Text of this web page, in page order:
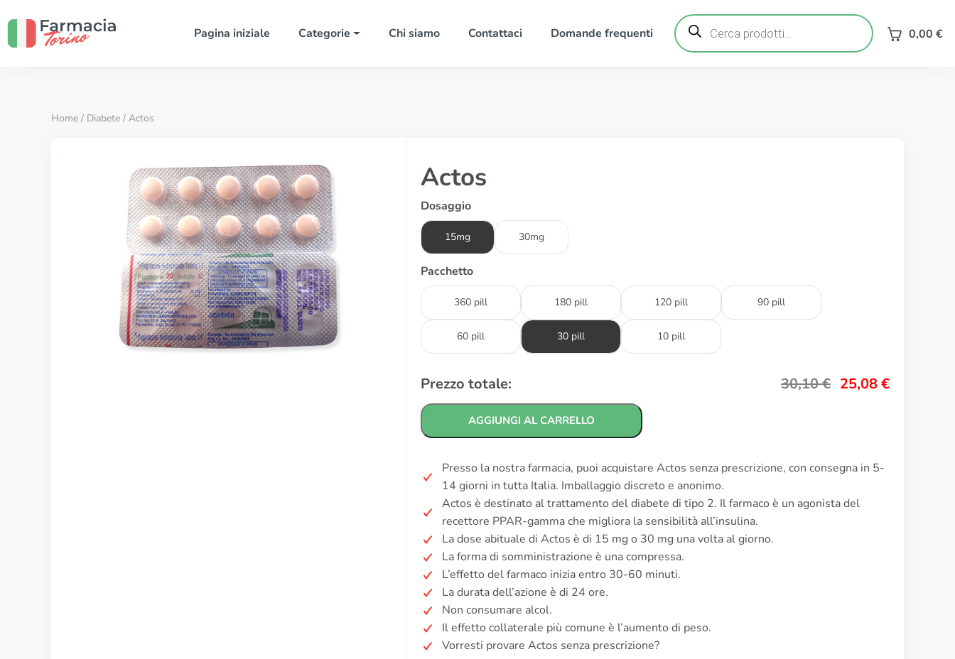
Pagina iniziale Categorie Chi siamo Contattaci Domande frequenti
Ricerca
prodotti 0,00 €
Home / Diabete / Actos
Actos
Dosaggio
15mg 30mg
Pacchetto
360 pill 180 pill 120 pill 90 pill
60 pill 30 pill 10 pill
Prezzo totale: 30,10€ 25,08€
AGGIUNGI AL CARRELLO
Presso la nostra farmacia, puoi acquistare Actos senza prescrizione, con consegna in 5-
14 giorni in tutta Italia. Imballaggio discreto e anonimo.
Actos è destinato al trattamento del diabete di tipo 2. Il farmaco è un agonista del
recettore PPAR-gamma che migliora la sensibilità all’insulina.
La dose abituale di Actos è di 15 mg o 30 mg una volta al giorno.
La forma di somministrazione è una compressa.
L’effetto del farmaco inizia entro 30-60 minuti.
La durata dell’azione è di 24 ore.
Non consumare alcol.
Il effetto collaterale più comune è l’aumento di peso.
Vorresti provare Actos senza prescrizione?